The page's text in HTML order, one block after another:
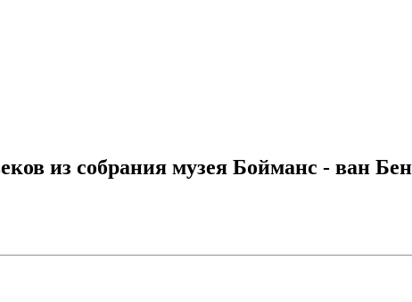
из собрания музея Бойманс - ван